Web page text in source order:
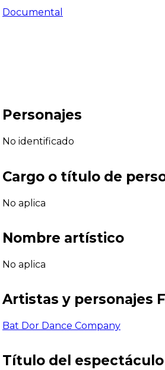
Documental
Personajes
No identificado
Cargo o título de
No aplica
Nombre artístico
No aplica
Artistas y personajes
Bat Dor Dance Company
Título del espectáculo